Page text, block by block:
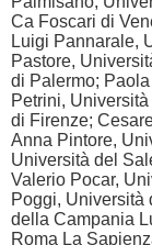
Ca Foscari di
Luigi Pannarale,
Pastore,
di Palermo;
Petrini,
di Firenze;
Anna Pintore,
Università del
Valerio Pocar,
Poggi, Università
della Campania
Roma La